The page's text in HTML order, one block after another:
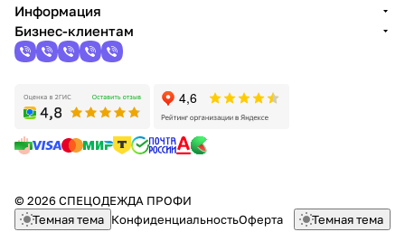
Информация
Бизнес-клиентам
© 2026 СПЕЦОДЕЖДА ПРОФИ
Темная тема КонфиденциальностьОферта Темная тема